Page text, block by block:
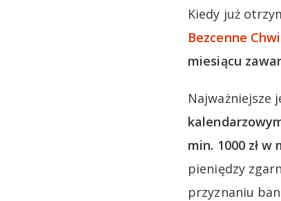
Kiedy już
Bezcenne
miesiącu
Najważniejsze
min. 1000 zł
pieniędzy
przyznaniu